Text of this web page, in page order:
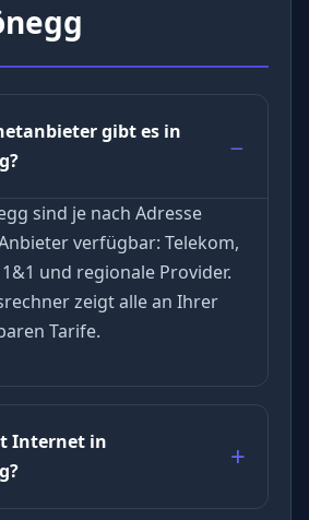
gibt es in
sind je nach Adresse
verfügbar: Telekom,
und regionale Provider.
zeigt alle an Ihrer
Tarife.
Internet in